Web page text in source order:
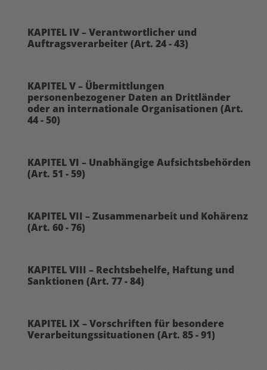
KAPITEL IV – Verantwortlicher und
Auftragsverarbeiter (Art. 24 - 43)
KAPITEL V – Übermittlungen
personenbezogener Daten an Drittländer
oder an internationale Organisationen (Art.
44 - 50)
KAPITEL VI – Unabhängige Aufsichtsbehörden
(Art. 51 - 59)
KAPITEL VII – Zusammenarbeit und Kohärenz
(Art. 60 - 76)
KAPITEL VIII – Rechtsbehelfe, Haftung und
Sanktionen (Art. 77 - 84)
KAPITEL IX – Vorschriften für besondere
Verarbeitungssituationen (Art. 85 - 91)